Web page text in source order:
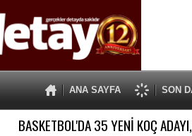
ANA SAYFA SON
BASKETBOL'DA 35 YENİ KOÇ